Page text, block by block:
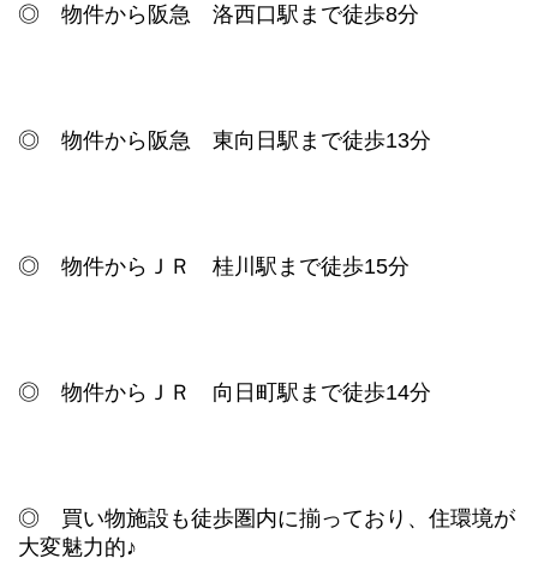
◎ 物件から阪急 洛西口駅まで徒歩8分
◎ 物件から阪急 東向日駅まで徒歩13分
◎ 物件からＪＲ 桂川駅まで徒歩15分
◎ 物件からＪＲ 向日町駅まで徒歩14分
◎ 買い物施設も徒歩圏内に揃っており、 住環境が
大変魅力的♪